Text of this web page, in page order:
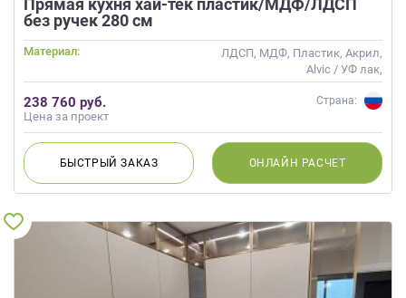
без ручек 280 см
Материал:
ЛДСП, МДФ, Пластик, Акрил,
Alvic / УФ лак,
Интегрированная ручка,
Глянцевые
238 760 руб.
Цена за проект
Страна:
БЫСТРЫЙЗАКАЗ ОНЛАЙН РАСЧЕТ